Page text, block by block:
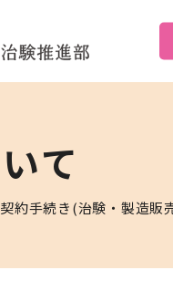
て
約手続き(治験・製造販